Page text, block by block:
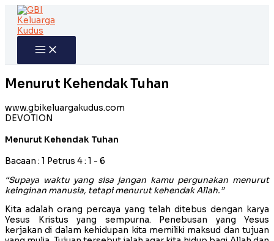
Skip
content
Menurut Kehendak Tuhan
www.gbikeluargakudus.com
DEVOTION
Menurut Kehendak Tuhan
Bacaan : 1 Petrus 4 : 1 - 6
“Supaya waktu yang sisa jangan kamu pergunakan menurut
keinginan manusia, tetapi menurut kehendak Allah.”
Kita adalah orang percaya yang telah ditebus dengan karya
Yesus Kristus yang sempurna. Penebusan yang Yesus
kerjakan di dalam kehidupan kita memiliki maksud dan tujuan